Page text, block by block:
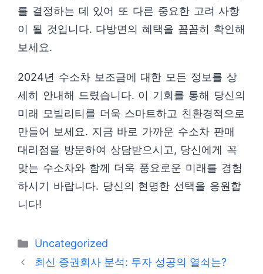
를 결정하는 데 있어 또 다른 중요한 고려 사항
이 될 것입니다. 다방면의 혜택을 꼼꼼히 확인해
보세요.
2024년 수소차 보조금에 대한 모든 정보를 상
세히 안내해 드렸습니다. 이 기회를 통해 당신의
미래 모빌리티를 더욱 스마트하고 친환경적으로
만들어 보세요. 지금 바로 가까운 수소차 판매
대리점을 방문하여 상담받으시고, 당신에게 꼭
맞는 수소차와 함께 더욱 풍요로운 미래를 경험
하시기 바랍니다. 당신의 현명한 선택을 응원합
니다!
카
테
Uncategorized
최신 증권회사 분석: 투자 성공의 열쇠는?